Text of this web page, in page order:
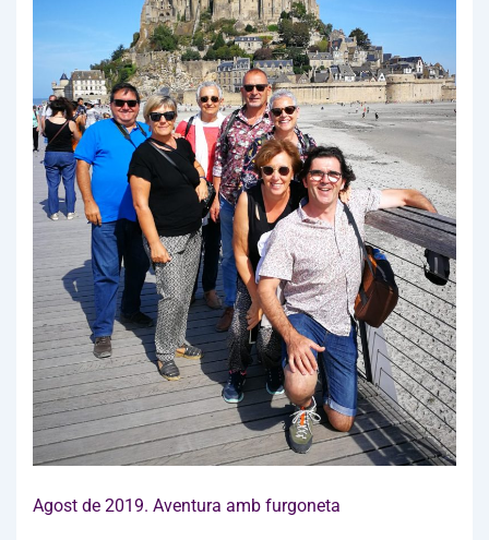
Agost de 2019. Aventura amb furgoneta